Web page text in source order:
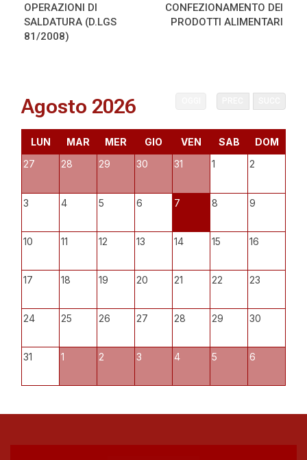
OPERAZIONI DI
SALDATURA (D.LGS
81/2008)
CONFEZIONAMENTO DEI
PRODOTTI ALIMENTARI
Agosto 2026
LUN MAR MER GIO VEN SAB
DOM
27
28 29 30 31 1 2
3 4 5 6 7 8 9
10 11 12 13 14 15 16
17 18 19 20 21 22 23
24 25 26 27 28 29 30
31 1 2 3 4 5 6